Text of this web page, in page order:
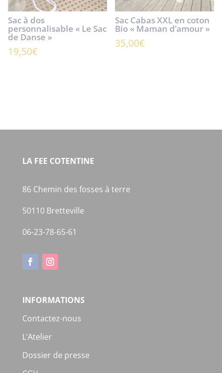
Sac à dos
personnalisable « Le Sac
de Danse »
19,50€
Sac Cabas XXL en coton
Bio « Maman d’amour »
35,00€
LA FEE COTENTINE
86 Chemin des fosses à terre
50110 Bretteville
06-23-78-65-61
INFORMATIONS
Contactez-nous
L’Atelier
Dossier de presse